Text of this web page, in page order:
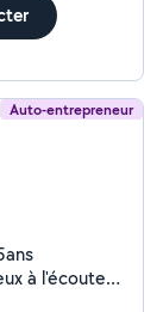
Auto-entrepreneur
à l'écoute